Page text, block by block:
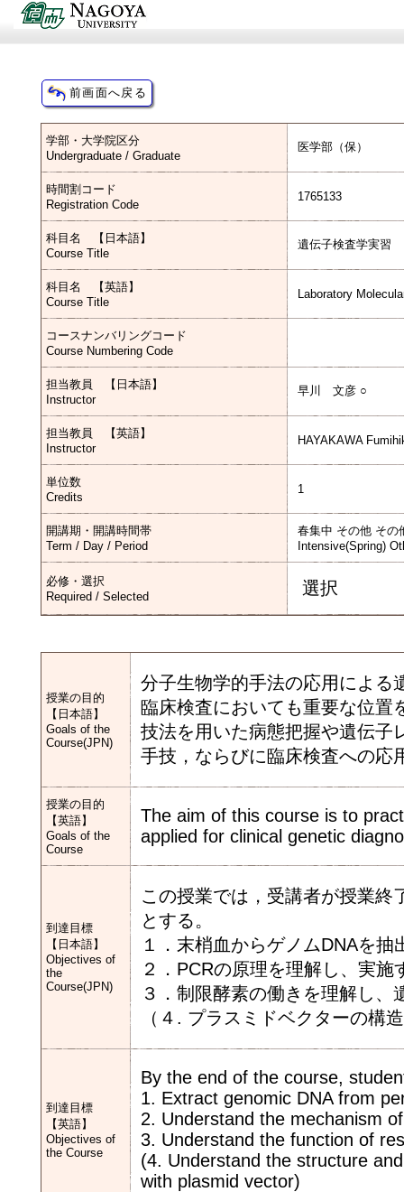
学部・大学院区分
Undergraduate / Graduate
医学部（保）
時間割コード
Registration Code
1765133
科目名 【日本語】
Course Title
遺伝子検査学実習
科目名 【英語】
Course Title
Laboratory
コースナンバリングコード
Course Numbering Code
担当教員 【日本語】
Instructor
早川 文彦 ○
担当教員 【英語】
Instructor
HAYAKAWA
単位数
Credits
1
開講期・開講時間帯
Term / Day / Period
春集中 その他 その
Intensive(Spring)
必修・選択
Required / Selected
選択
授業の目的
【日本語】
Goals of the
Course(JPN)
分子生物学的手法の応用による
臨床検査においても重要な位置
技法を用いた病態把握や遺伝子
手技，ならびに臨床検査への応
授業の目的
【英語】
Goals of the
Course
The aim of this course is to
applied for clinical genetic
到達目標
【日本語】
Objectives of
the
Course(JPN)
この授業では，受講者が授業終
とする。
１．末梢血からゲノムDNAを抽
２．PCRの原理を理解し、実施
３．制限酵素の働きを理解し
（４. プラスミドベクターの構
到達目標
【英語】
Objectives of
the Course
By the end of the course,
1. Extract genomic DNA from
2. Understand the mechanism
3. Understand the function of
(4. Understand the structure
with plasmid vector)